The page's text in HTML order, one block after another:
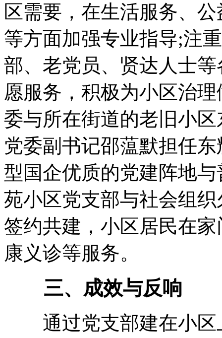
区需要，在生活服务、
等方面加强专业指导;注
部、老党员、贤达人士
愿服务，积极为小区治
委与所在街道的老旧小
党委副书记邵蕰默担任
型国企优质的党建阵地
苑小区党支部与社会组
签约共建，小区居民在
康义诊等服务。
三、成效与反响
通过党支部建在小区